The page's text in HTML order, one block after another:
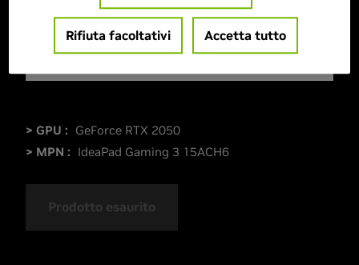
> GPU : GeForce RTX 2050
> MPN : IdeaPad Gaming 3 15ACH6
Prodotto esaurito
Rifiuta facoltativi Accetta tutto